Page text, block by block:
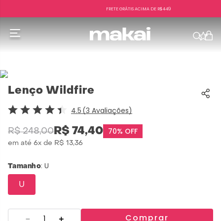
FRETE GRÁTIS ACIMA DE R$449
f
Lenço Wildfire
4.5 3 Avaliações
R$ 248,00 R$ 74,40
em até 6x de R$ 13,36
70% OFF
Tamanho: U
U
＋
－ Comprar